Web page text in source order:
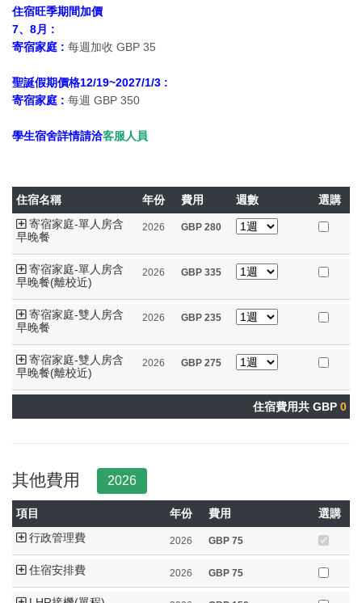
住宿旺季期間加價
7、8月 :
寄宿家庭 : 每週加收 GBP 35
聖誕假期價格12/19~2027/1/3 :
寄宿家庭 : 每週 GBP 350
學生宿舍詳情請洽客服人員
住宿名稱 年份 費用 週數
選購
寄宿家庭-單人房含
早晚餐
2026 GBP 280
寄宿家庭-單人房含
早晚餐(離校近)
2026 GBP 335
寄宿家庭-雙人房含
早晚餐
2026 GBP 235
寄宿家庭-雙人房含
早晚餐(離校近)
2026 GBP 275
住宿費用共 GBP 0
其他費用 2026
項目 年份 費用
選購
行政管理費
2026 GBP 75
住宿安排費 2026 GBP 75